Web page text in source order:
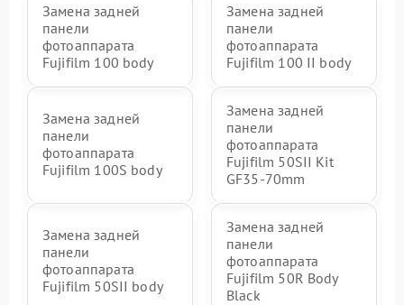
Замена задней
панели
фотоаппарата
Fujifilm 100 body
Замена задней
панели
фотоаппарата
Fujifilm 100 II body
Замена задней
панели
фотоаппарата
Fujifilm 100S body
Замена задней
панели
фотоаппарата
Fujifilm 50SII Kit
GF35-70mm
Замена задней
панели
фотоаппарата
Fujifilm 50SII body
Замена задней
панели
фотоаппарата
Fujifilm 50R Body
Black